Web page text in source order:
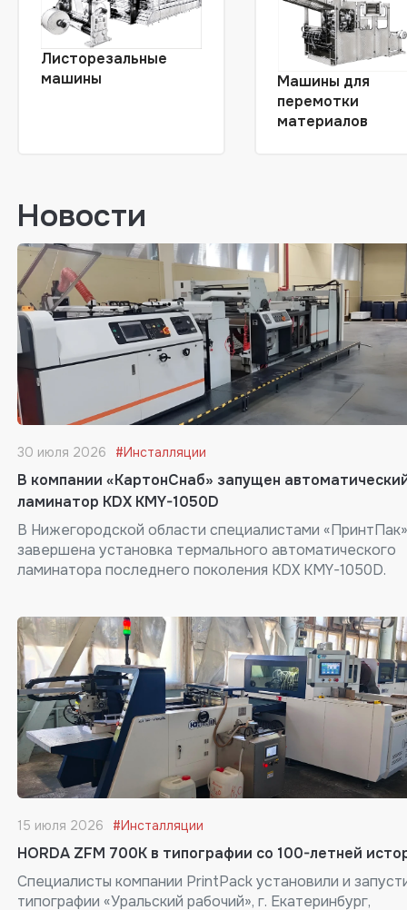
Листорезальные
машины
Машины для
перемотки
материалов
Новости
30 июля 2026 #Инсталляции
В компании «КартонСнаб» запущен
ламинатор KDX KMY-1050D
В Нижегородской области специалистами «ПринтПак»
завершена установка термального автоматического
ламинатора последнего поколения KDX KMY-1050D.
15 июля 2026 #Инсталляции
HORDA ZFM 700K в типографии со 100-летней
Специалисты компании PrintPack установили и
типографии «Уральский рабочий», г. Екатеринбург,